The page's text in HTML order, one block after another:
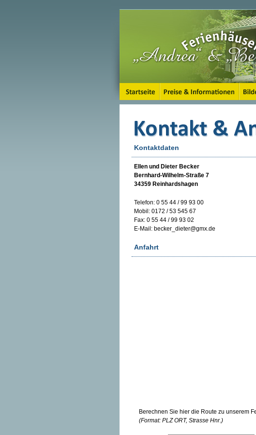
Kontaktdaten
Ellen und Dieter Becker
Bernhard-Wilhelm-Straße 7
34359 Reinhardshagen
Telefon: 0 55 44 / 99 93 00
Mobil: 0172 / 53 545 67
Fax: 0 55 44 / 99 93 02
E-Mail: becker_dieter@gmx.de
Anfahrt
Berechnen Sie hier die Route zu unserem
(Format: PLZ ORT, Strasse Hnr.)